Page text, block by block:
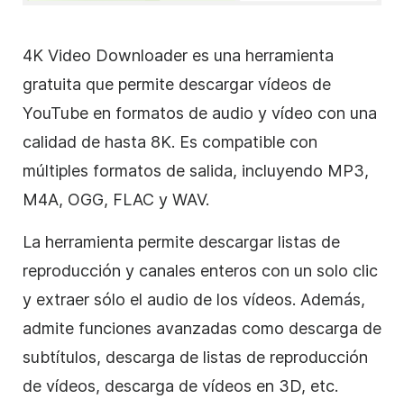
4K Video Downloader es una herramienta
gratuita que permite descargar vídeos de
YouTube en formatos de audio y vídeo con una
calidad de hasta 8K. Es compatible con
múltiples formatos de salida, incluyendo MP3,
M4A, OGG, FLAC y WAV.
La herramienta permite descargar listas de
reproducción y canales enteros con un solo clic
y extraer sólo el audio de los vídeos. Además,
admite funciones avanzadas como descarga de
subtítulos, descarga de listas de reproducción
de vídeos, descarga de vídeos en 3D, etc.